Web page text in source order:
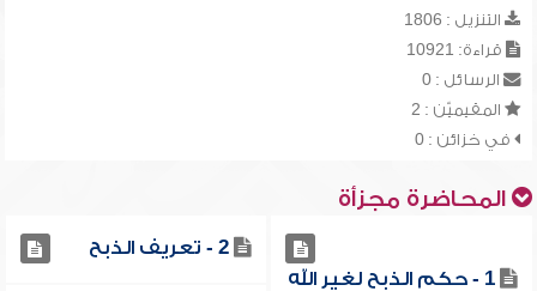
التنزيل : 1806
قراءة: 10921
الرسائل : 0
المقيميّن : 2
في خزائن : 0
المحاضرة مجزأة
1 - حكم الذبح لغير الله
2 - تعريف الذبح